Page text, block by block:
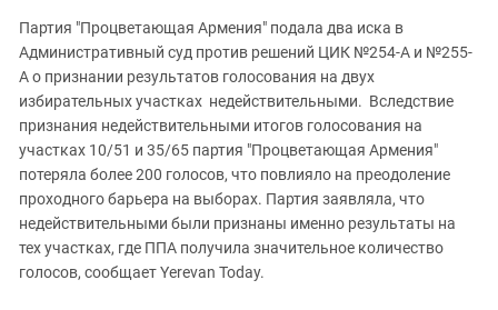
Партия "Процветающая Армения" подала два иска в
Административный суд против решений ЦИК №254-А и №255-
А о признании результатов голосования на двух
избирательных участках недействительными. Вследствие
признания недействительными итогов голосования на
участках 10/51 и 35/65 партия "Процветающая Армения"
потеряла более 200 голосов, что повлияло на преодоление
проходного барьера на выборах. Партия заявляла, что
недействительными были признаны именно результаты на
тех участках, где ППА получила значительное количество
голосов, сообщает Yerevan Today.